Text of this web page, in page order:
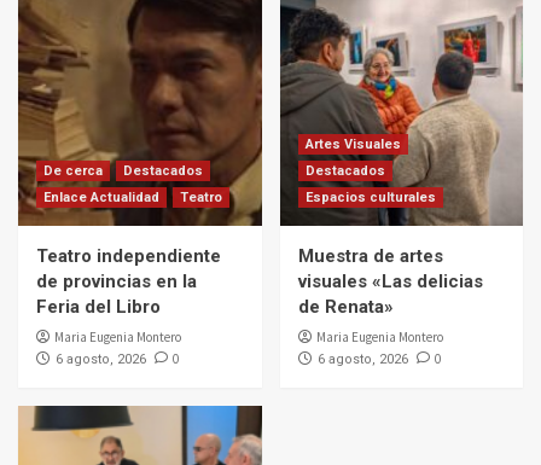
De cerca
Destacados
Enlace Actualidad
Teatro
Teatro independiente
de provincias en la
Feria del Libro
Maria Eugenia Montero
6 agosto, 2026 0
Artes Visuales
Destacados
Espacios culturales
Muestra de artes
visuales «Las delicias
de Renata»
Maria Eugenia Montero
6 agosto, 2026 0